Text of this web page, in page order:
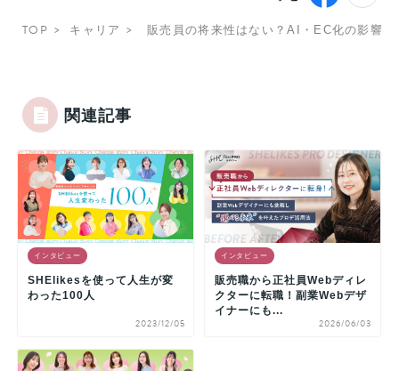
TOP キャリア 販売員の将来性はない？AI・EC化の影響
関連記事
インタビュー
SHElikesを使って人生が変
わった100人
2023/12/05
インタビュー
販売職から正社員Webディレ
クターに転職！副業Webデザ
イナーにも...
2026/06/03